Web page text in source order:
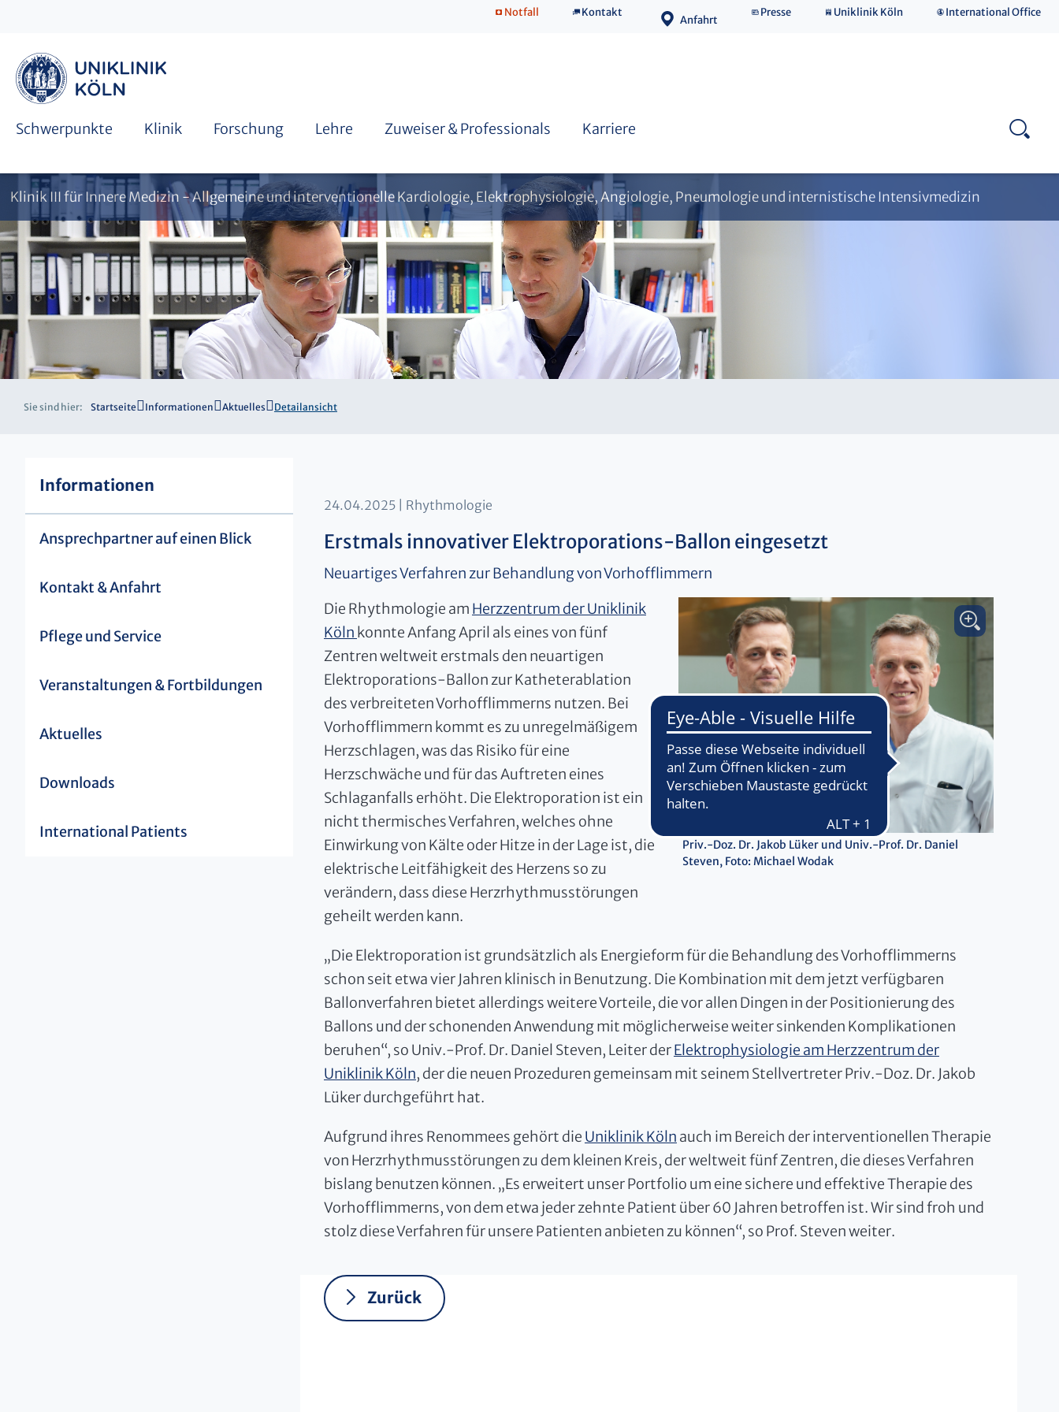
Notfall Kontakt
Anfahrt
Presse Uniklinik Köln International Office
Schwerpunkte Klinik Forschung Lehre Zuweiser & Professionals
Terminanfrage Elektrophysiologie
Karriere
Klinik III für Innere Medizin - Allgemeine und interventionelle Kardiologie, Elektrophysiologie, Angiologie, Pneumologie und internistische Intensivmedizin
Sie sind hier: Startseite Informationen Aktuelles Detailansicht
Informationen
Ansprechpartner auf einen Blick
Kontakt & Anfahrt
Pflege und Service
Veranstaltungen & Fortbildungen
Aktuelles
Downloads
International Patients
24.04.2025 Rhythmologie
Erstmals innovativer Elektroporations-Ballon eingesetzt
Neuartiges Verfahren zur Behandlung von Vorhofflimmern
Priv.-Doz. Dr. Jakob Lüker und Univ.-Prof. Dr. Daniel
Steven, Foto: Michael Wodak
Die Rhythmologie am Herzzentrum der Uniklinik
Köln konnte Anfang April als eines von fünf
Zentren weltweit erstmals den neuartigen
Elektroporations-Ballon zur Katheterablation
des verbreiteten Vorhofflimmerns nutzen. Bei
Vorhofflimmern kommt es zu unregelmäßigem
Herzschlagen, was das Risiko für eine
Herzschwäche und für das Auftreten eines
Schlaganfalls erhöht. Die Elektroporation ist ein
nicht thermisches Verfahren, welches ohne
Einwirkung von Kälte oder Hitze in der Lage ist, die
elektrische Leitfähigkeit des Herzens so zu
verändern, dass diese Herzrhythmusstörungen
geheilt werden kann.
„Die Elektroporation ist grundsätzlich als Energieform für die Behandlung des Vorhofflimmerns
schon seit etwa vier Jahren klinisch in Benutzung. Die Kombination mit dem jetzt verfügbaren
Ballonverfahren bietet allerdings weitere Vorteile, die vor allen Dingen in der Positionierung des
Ballons und der schonenden Anwendung mit möglicherweise weiter sinkenden Komplikationen
beruhen“, so Univ.-Prof. Dr. Daniel Steven, Leiter derElektrophysiologie am Herzzentrum der
Uniklinik Köln, der die neuen Prozeduren gemeinsam mit seinem Stellvertreter Priv.-Doz. Dr. Jakob
Lüker durchgeführt hat.
Aufgrund ihres Renommees gehört die Uniklinik Köln auch im Bereich der interventionellen Therapie
von Herzrhythmusstörungen zu dem kleinen Kreis, der weltweit fünf Zentren, die dieses Verfahren
bislang benutzen können. „Es erweitert unser Portfolio um eine sichere und effektive Therapie des
Vorhofflimmerns, von dem etwa jeder zehnte Patient über 60 Jahren betroffen ist. Wir sind froh und
stolz diese Verfahren für unsere Patienten anbieten zu können“, so Prof. Steven weiter.
Zurück